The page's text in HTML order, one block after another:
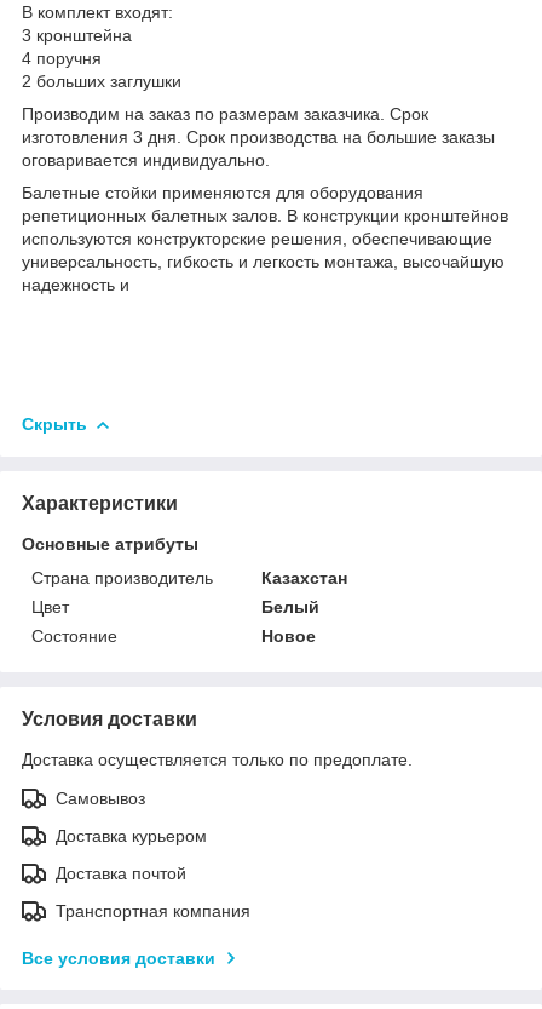
В комплект входят:
3 кронштейна
4 поручня
2 больших заглушки
Производим на заказ по размерам заказчика. Срок
изготовления 3 дня. Срок производства на большие заказы
оговаривается индивидуально.
Балетные стойки применяются для оборудования
репетиционных балетных залов. В конструкции кронштейнов
используются конструкторские решения, обеспечивающие
универсальность, гибкость и легкость монтажа, высочайшую
надежность и
Скрыть
Характеристики
Основные атрибуты
Страна производитель
Казахстан
Цвет
Белый
Состояние
Новое
Условия доставки
Доставка осуществляется только по предоплате.
Самовывоз
Доставка курьером
Доставка почтой
Транспортная компания
Все условия доставки